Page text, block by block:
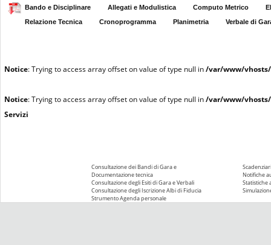
Bando e Disciplinare Allegati e Modulistica Computo Metrico
Relazione Tecnica
Cronoprogramma Planimetria Verbale di
Notice: Trying to access array offset on value of type null in/var/www/
Notice: Trying to access array offset on value of type null in/var/www/
Servizi
Consultazione dei Bandi di Gara e
Documentazione tecnica
Consultazione degli Esiti di Gara e Verbali
Consultazione degli Iscrizione Albi di Fiducia
Strumento Agenda personale
Notifiche
Statistiche